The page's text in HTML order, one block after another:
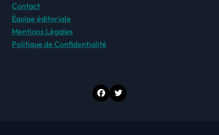
Contact
Équipe éditoriale
Mentions Légales
Politique de Confidentialité